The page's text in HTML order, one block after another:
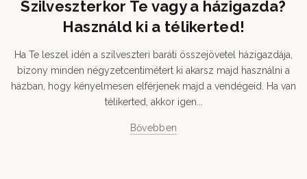
Szilveszterkor Te vagy a házigazda?
Használd ki a télikerted!
Ha Te leszel idén a szilveszteri baráti összejövetel házigazdája,
bizony minden négyzetcentimétert ki akarsz majd használni a
házban, hogy kényelmesen elférjenek majd a vendégeid. Ha van
télikerted, akkor igen...
Bővebben